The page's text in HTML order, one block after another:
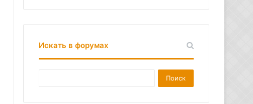
Искать в форумах